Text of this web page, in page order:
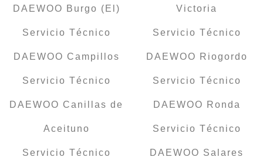
DAEWOO Burgo (El)
Servicio Técnico
DAEWOO Campillos
Servicio Técnico
DAEWOO Canillas de
Aceituno
Servicio Técnico
Victoria
Servicio Técnico
DAEWOO Riogordo
Servicio Técnico
DAEWOO Ronda
Servicio Técnico
DAEWOO Salares